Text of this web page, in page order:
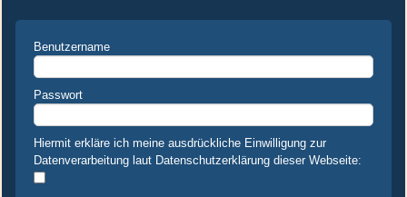
Benutzername
Passwort
Hiermit erkläre ich meine ausdrückliche Einwilligung zur
Datenverarbeitung laut Datenschutzerklärung dieser Webseite: